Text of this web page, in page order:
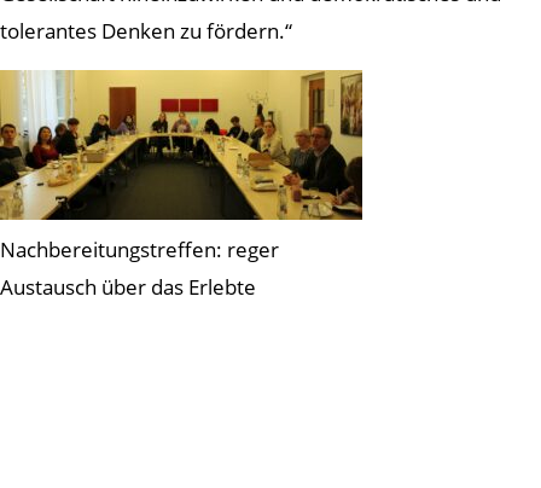
tolerantes Denken zu fördern.“
Nachbereitungstreffen: reger
Austausch über das Erlebte